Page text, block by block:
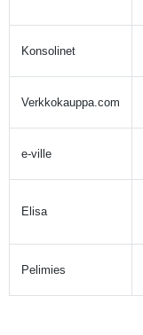
Konsolinet
Verkkokauppa.com
e-ville
Elisa
Pelimies